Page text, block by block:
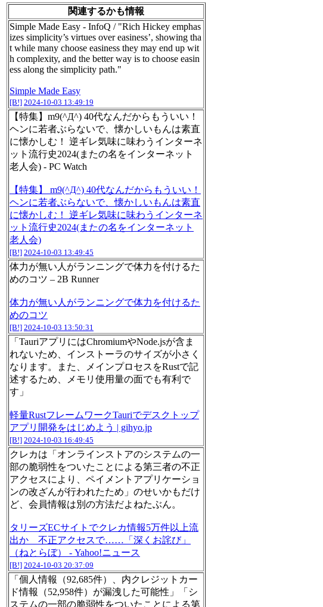
関連するかも情報
Simple Made Easy - InfoQ / "Rich Hickey emphas
izes simplicity’s virtues over easiness’, showing tha
t while many choose easiness they may end up wit
h complexity, and the better way is to choose easin
ess along the simplicity path."
Simple Made Easy
[B!] 2024-10-03 13:49:19
【特集】m9(^Д^) 40代なんだからもういい！
ヘンに若者ぶらないで、懐かしいもんは素直
に懐かしむ！ 逆ギレ気味に味わうインターネ
ット流行史2024(またの名をインターネット
老人会) - PC Watch
【特集】 m9(^Д^) 40代なんだからもういい！
ヘンに若者ぶらないで、懐かしいもんは素直
に懐かしむ！ 逆ギレ気味に味わうインターネ
ット流行史2024(またの名をインターネット
老人会)
[B!] 2024-10-03 13:49:45
体力が無い人がランニングで体力を付けるた
めのコツ – 2B Runner
体力が無い人がランニングで体力を付けるた
めのコツ
[B!] 2024-10-03 13:50:31
「TauriアプリにはChromiumやNode.jsが含ま
れないため、インストーラのサイズが小さく
なります。また、メインプロセスをRustで記
述するため、メモリ使用量の面でも有利で
す」
軽量RustフレームワークTauriでデスクトップ
アプリ開発をはじめよう | gihyo.jp
[B!] 2024-10-03 16:49:45
クレカは「オンラインストアのシステムの一
部の脆弱性をついたことによる第三者の不正
アクセスにより、ペイメントアプリケーショ
ンの改ざんが行われたため」のせいかもだけ
ど、会員情報は別の方法だよねたぶん。
タリーズECサイトでクレカ情報5万件以上流
出か 不正アクセスで……「深くお詫び」
（ねとらぼ） - Yahoo!ニュース
[B!] 2024-10-03 20:37:09
「個人情報（92,685件）、内クレジットカー
ド情報（52,958件）が漏洩した可能性」「シ
ステムの一部の脆弱性をついたことによる第